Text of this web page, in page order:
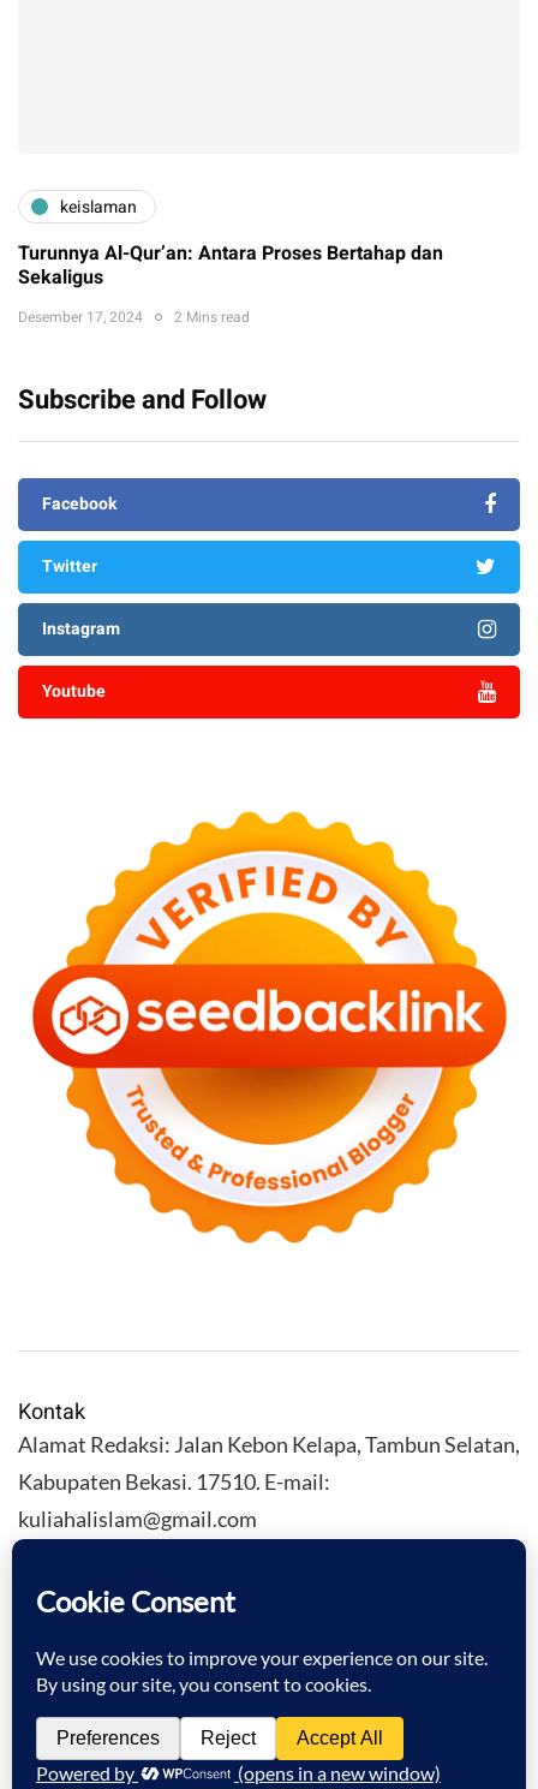
keislaman
Turunnya Al-Qur’an: Antara Proses Bertahap dan
Sekaligus
Desember 17, 2024 2 Mins read
Subscribe and Follow
Facebook
Twitter
Instagram
Youtube
Kontak
Alamat Redaksi: Jalan Kebon Kelapa, Tambun Selatan,
Kabupaten Bekasi. 17510. E-mail:
kuliahalislam@gmail.com
KULIAHALISLAM.COM Copyright (C) 2026